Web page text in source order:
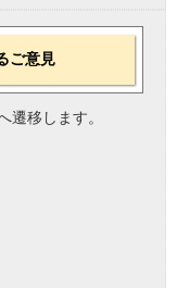
ご意見
遷移します。